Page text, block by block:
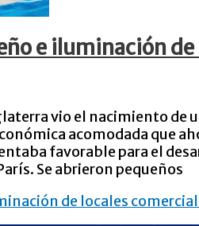
e iluminación de
vio el nacimiento de
acomodada que
favorable para el
Se abrieron pequeños
de locales